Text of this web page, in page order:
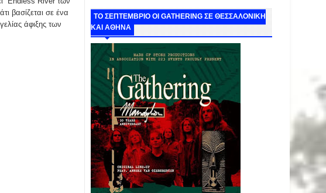
βασίζεται σε ένα
άφιξης των
ΤΟ ΣΕΠΤΕΜΒΡΙΟ ΟΙ GATHERING ΣΕ ΘΕΣΣΑΛΟΝΙΚΗ
ΚΑΙ ΑΘΗΝΑ